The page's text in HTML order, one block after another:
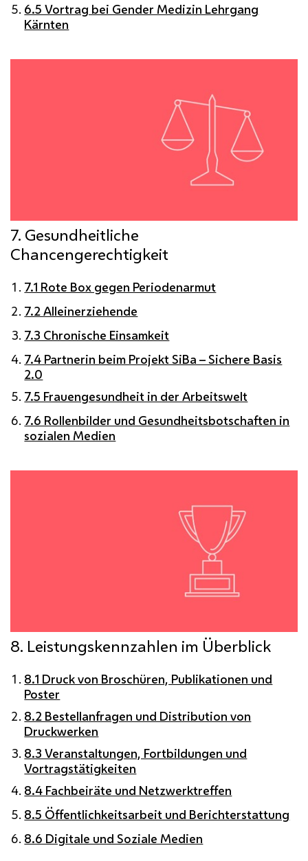
6.5 Vortrag bei Gender Medizin Lehrgang
Kärnten
7. Gesundheitliche
Chancengerechtigkeit
7.1 Rote Box gegen Periodenarmut
7.2 Alleinerziehende
7.3 Chronische Einsamkeit
7.4 Partnerin beim Projekt SiBa – Sichere Basis
2.0
7.5 Frauengesundheit in der Arbeitswelt
7.6 Rollenbilder und Gesundheitsbotschaften in
sozialen Medien
8. Leistungskennzahlen im Überblick
8.1 Druck von Broschüren, Publikationen und
Poster
8.2 Bestellanfragen und Distribution von
Druckwerken
8.3 Veranstaltungen, Fortbildungen und
Vortragstätigkeiten
8.4 Fachbeiräte und Netzwerktreffen
8.5 Öffentlichkeitsarbeit und Berichterstattung
8.6 Digitale und Soziale Medien